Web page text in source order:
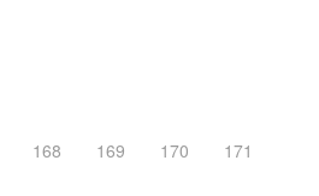
168 169 170
171